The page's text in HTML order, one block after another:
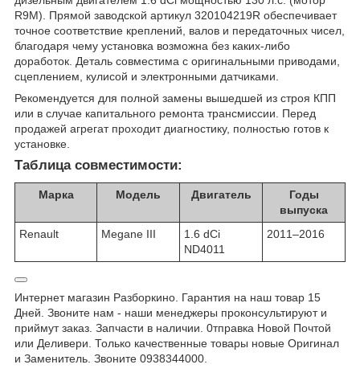
R9M). Прямой заводской артикул 320104219R обеспечивает
точное соответствие креплений, валов и передаточных чисел,
благодаря чему установка возможна без каких-либо
доработок. Деталь совместима с оригинальными приводами,
сцеплением, кулисой и электронными датчиками.
Рекомендуется для полной замены вышедшей из строя КПП
или в случае капитального ремонта трансмиссии. Перед
продажей агрегат проходит диагностику, полностью готов к
установке.
Таблица совместимости:
Марка Модель Двигатель
Годы
выпуска
Renault
Megane III
1.6 dCi
ND4011
2011–2016
Интернет магазин Разборкино. Гарантия на наш товар 15
Дней. Звоните нам - наши менеджеры проконсультируют и
приймут заказ. Запчасти в наличии. 0тправка Новой Почтой
или Деливери. Только качественные товары новые Оригинал
и Заменитель. Звоните 0938344000.